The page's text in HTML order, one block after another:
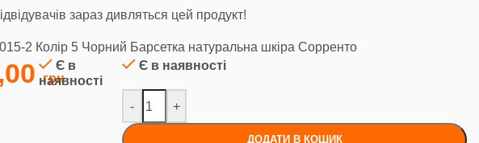
зараз дивляться цей продукт!
2 Колір 5 Чорний Барсетка натуральна шкіра Сорренто
Є в
наявності
Є в наявності
- +
ДОДАТИ В КОШИК